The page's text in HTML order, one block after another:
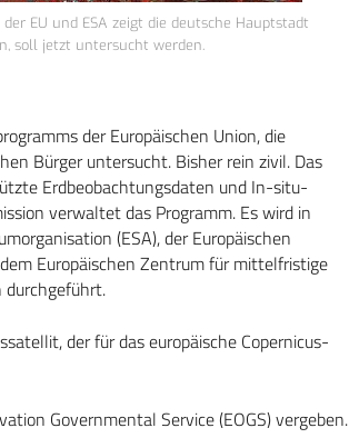
EU und ESA zeigt die deutsche Hauptstadt
soll jetzt untersucht werden.
der Europäischen Union, die
Bürger untersucht. Bisher rein zivil. Das
Erdbeobachtungsdaten und In-situ-
verwaltet das Programm. Es wird in
(ESA), der Europäischen
Europäischen Zentrum für mittelfristige
durchgeführt.
der für das europäische Copernicus-
Governmental Service (EOGS) vergeben.